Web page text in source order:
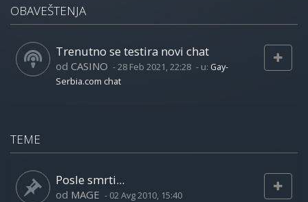
OBAVEŠTENJA
Trenutno se testira novi chat
od CASINO -28 Feb 2021, 22:28 - u: Gay-
Serbia.com chat
TEME
Posle smrti...
od MAGE - 02 Avg 2010, 15:40